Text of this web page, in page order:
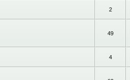
2
49
4